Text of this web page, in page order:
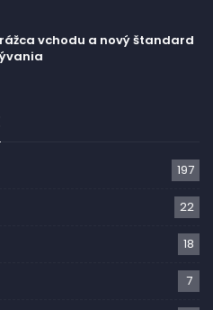
vchodu a nový štandard
197
22
18
7